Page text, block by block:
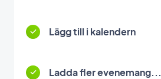
Lägg till i kalendern
Ladda fler evenemang...